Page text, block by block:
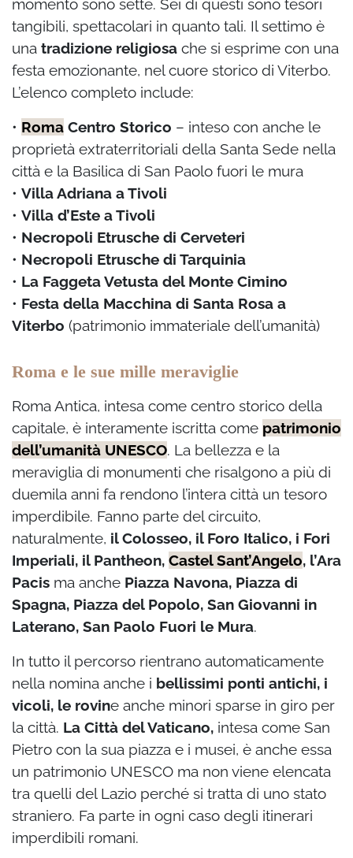
momento sono sette. Sei di questi sono tesori
tangibili, spettacolari in quanto tali. Il settimo è
una tradizione religiosa che si esprime con una
festa emozionante, nel cuore storico di Viterbo.
L’elenco completo include:
• Roma Centro Storico – inteso con anche le
proprietà extraterritoriali della Santa Sede nella
città e la Basilica di San Paolo fuori le mura
• Villa Adriana a Tivoli
• Villa d’Este a Tivoli
• Necropoli Etrusche di Cerveteri
• Necropoli Etrusche di Tarquinia
• La Faggeta Vetusta del Monte Cimino
• Festa della Macchina di Santa Rosa a
Viterbo (patrimonio immateriale dell’umanità)
Roma e le sue mille meraviglie
Roma Antica, intesa come centro storico della
capitale, è interamente iscritta come patrimonio
dell’umanità UNESCO. La bellezza e la
meraviglia di monumenti che risalgono a più di
duemila anni fa rendono l’intera città un tesoro
imperdibile. Fanno parte del circuito,
naturalmente, il Colosseo, il Foro Italico, i Fori
Imperiali, il Pantheon, Castel Sant’Angelo, l’Ara
Pacis ma anche Piazza Navona, Piazza di
Spagna, Piazza del Popolo, San Giovanni in
Laterano, San Paolo Fuori le Mura.
In tutto il percorso rientrano automaticamente
nella nomina anche i bellissimi ponti antichi, i
vicoli, le rovine anche minori sparse in giro per
la città. La Città del Vaticano, intesa come San
Pietro con la sua piazza e i musei, è anche essa
un patrimonio UNESCO ma non viene elencata
tra quelli del Lazio perché si tratta di uno stato
straniero. Fa parte in ogni caso degli itinerari
imperdibili romani.